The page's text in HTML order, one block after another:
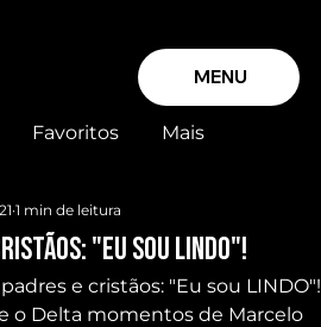
MENU
Favoritos Mais
"Eu sou LINDO"!
1 min de leitura
e cristãos: "Eu sou
o Delta momentos de Marcelo